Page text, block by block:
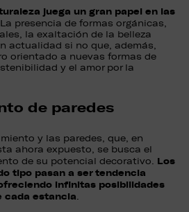
juega un gran papel en las
presencia de formas orgánicas,
la exaltación de la belleza
actualidad si no que, además,
orientado a nuevas formas de
y el amor por la
de paredes
y las paredes, que, en
ahora expuesto, se busca el
de su potencial decorativo. Los
tipo pasan a ser tendencia
infinitas posibilidades
cada estancia.